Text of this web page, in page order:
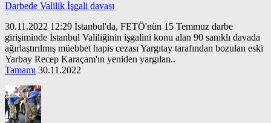
Darbede Valilik İşgali davası
30.11.2022 12:29 İstanbul'da, FETÖ'nün 15 Temmuz darbe
girişiminde İstanbul Valiliğinin işgalini konu alan 90 sanıklı davada
ağırlaştırılmış müebbet hapis cezası Yargıtay tarafından bozulan eski
Yarbay Recep Karaçam'ın yeniden yargılan..
Tamamı 30.11.2022